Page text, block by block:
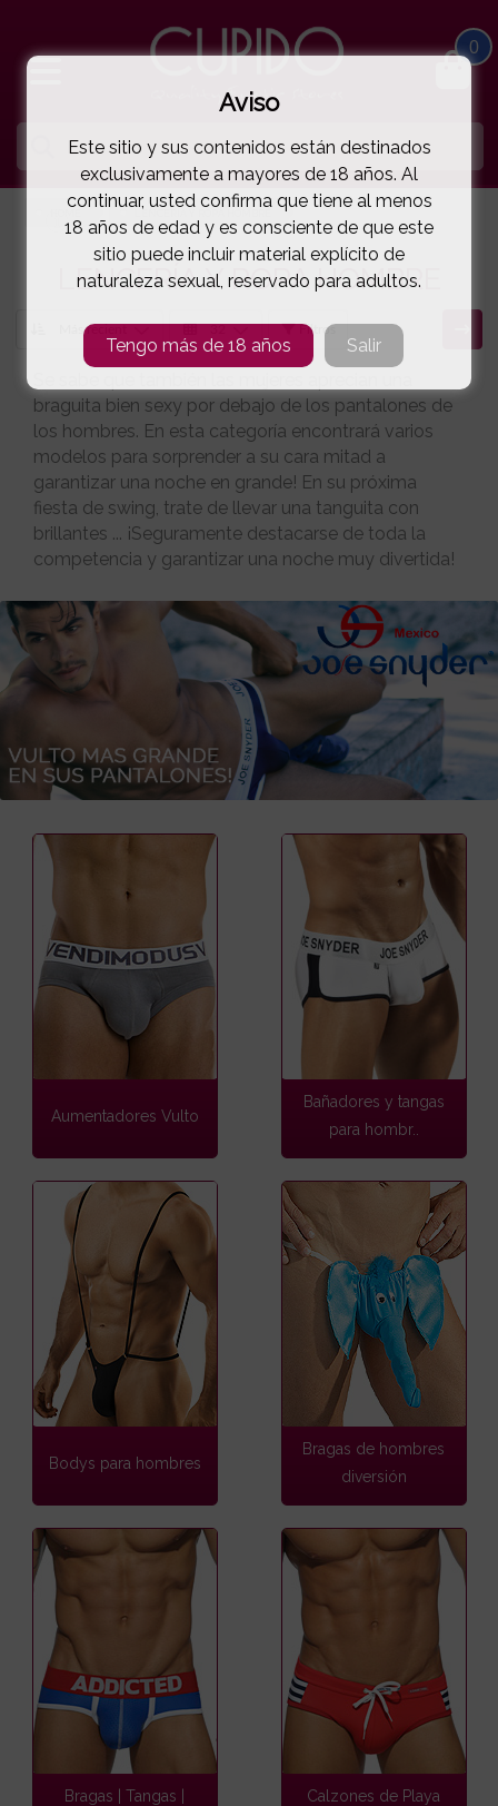
0
LENCERÍA Y ROPA HOMBRE
Filtros
braguita bien sexy por debajo de los pantalones de
los hombres. En esta categoría encontrará varios
modelos para sorprender a su cara mitad a
garantizar una noche en grande! En su próxima
fiesta de swing, trate de llevar una tanguita con
brillantes ... ¡Seguramente destacarse de toda la
competencia y garantizar una noche muy divertida!
Aumentadores Vulto
Bañadores y tangas
para hombr..
Bodys para hombres
Bragas de hombres
diversión
Bragas | Tangas |
Calzones de Playa
Aviso
Este sitio y sus contenidos están destinados
exclusivamente a mayores de 18 años. Al
continuar, usted confirma que tiene al menos
18 años de edad y es consciente de que este
sitio puede incluir material explícito de
naturaleza sexual, reservado para adultos.
Tengo más de 18 años Salir